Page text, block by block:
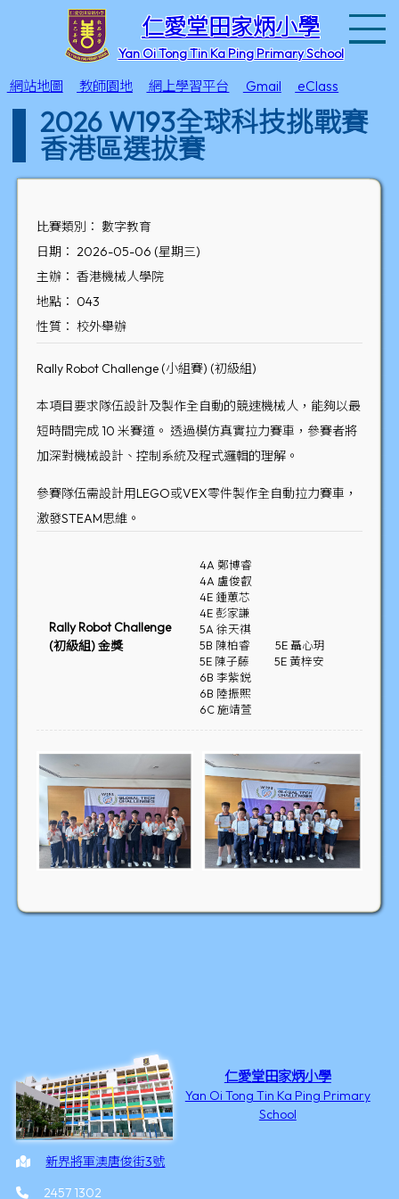
仁愛堂田家炳小學
Yan Oi Tong Tin Ka Ping Primary School
網站地圖 教師園地 網上學習平台 Gmail eClass
2026 W193全球科技挑戰賽
香港區選拔賽
比賽類別： 數字教育
日期： 2026-05-06 (星期三)
主辦： 香港機械人學院
地點： 043
性質： 校外舉辦
Rally Robot Challenge (小組賽) (初級組)
本項目要求隊伍設計及製作全自動的競速機械人，能夠以最
短時間完成 10 米賽道。 透過模仿真實拉力賽車，參賽者將
加深對機械設計、控制系統及程式邏輯的理解。
參賽隊伍需設計用LEGO或VEX零件製作全自動拉力賽車，
激發STEAM思維。
Rally Robot Challenge
(初級組) 金獎
4A 鄭博睿
4A 盧俊叡
4E 鍾蕙芯
4E 彭家謙
5A 徐天祺
5B 陳柏睿
5E 聶心玥
5E 陳子藤
5E 黃梓安
6B 李紫鋭
6B 陸振熙
6C 施靖萱
仁愛堂田家炳小學
Yan Oi Tong Tin Ka Ping Primary
School
新界將軍澳唐俊街3號
2457 1302